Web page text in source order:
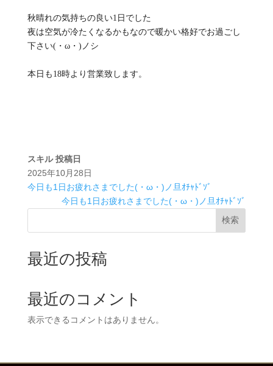
秋晴れの気持ちの良い1日でした
夜は空気が冷たくなるかもなので暖かい格好でお過ごし
下さい(・ω・)ノシ
本日も18時より営業致します。
スキル 投稿日
2025年10月28日
今日も1日お疲れさまでした(・ω・)ノ旦ｵﾁｬﾄﾞｿﾞ
今日も1日お疲れさまでした(・ω・)ノ旦ｵﾁｬﾄﾞｿﾞ
検索
最近の投稿
最近のコメント
表示できるコメントはありません。